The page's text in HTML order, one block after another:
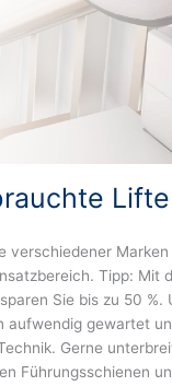
verschiedener Marken
Tipp: Mit
Sie bis zu 50 %.
aufwendig gewartet
Gerne
Führungsschienen